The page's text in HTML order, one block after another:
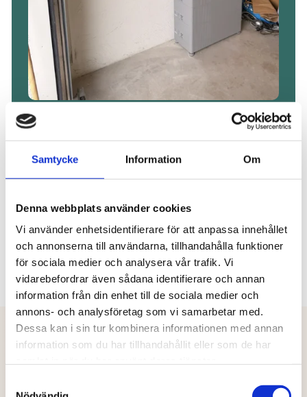
Samtycke Information Om
Denna webbplats använder cookies
Vi använder enhetsidentifierare för att anpassa innehållet
och annonserna till användarna, tillhandahålla funktioner
för sociala medier och analysera vår trafik. Vi
vidarebefordrar även sådana identifierare och annan
information från din enhet till de sociala medier och
annons- och analysföretag som vi samarbetar med.
Dessa kan i sin tur kombinera informationen med annan
information som du har tillhandahållit eller som de har
Större batteri – 15 kWh eller mer
Passar större hushåll, elbil, värmepump eller
fastigheter med högre energibehov. Ca pris: 120
000–170 000 kr inklusive installation före grönt
egenanvändning, flexibilitet och backup-
funktioner.
KUNDRECENSIONER
Vad våra kunder säger om oss